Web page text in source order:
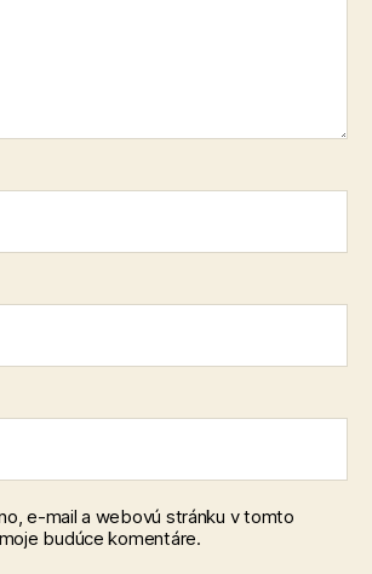
e-mail a webovú stránku v tomto
budúce komentáre.